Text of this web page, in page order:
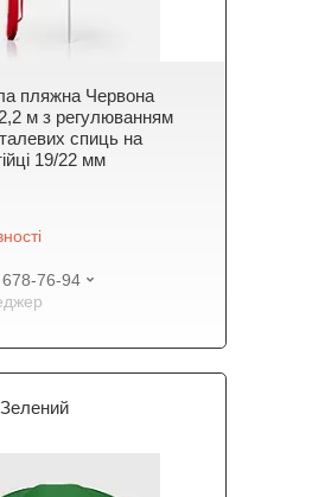
пляжна Червона
м з регулюванням
спиць на
19/22 мм
76-94